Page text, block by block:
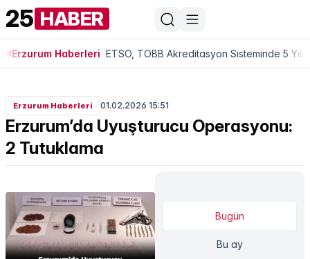
25 HABER
#Erzurum Haberleri ETSO, TOBB Akreditasyon Sisteminde 5
Erzurum Haberleri 01.02.2026 15:51
Erzurum’da Uyuşturucu Operasyonu:
2 Tutuklama
Bugün
Bu ay